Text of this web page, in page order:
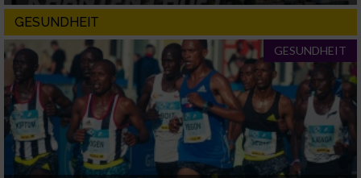
GESUNDHEIT
GESUNDHEIT
Geräte anhand von aktiv angeforderten
Informationen identifizieren
Nicht-IAB-Verarbeitungszwecke:
Notwendig
Performance